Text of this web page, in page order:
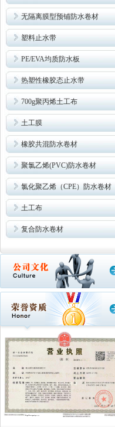
无隔离膜型预铺防水卷材
塑料止水带
PE/EVA均质防水板
热塑性橡胶态止水带
700g聚丙烯土工布
土工膜
橡胶共混防水卷材
聚氯乙烯(PVC)防水卷材
氯化聚乙烯（CPE）防水卷材
土工布
复合防水卷材